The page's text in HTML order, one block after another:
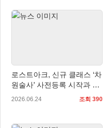
로스트아크, 신규 클래스 ‘차
원술사’ 사전등록 시작과 함
께 대규모 여름 이벤트 실시
2026.06.24 조회 390